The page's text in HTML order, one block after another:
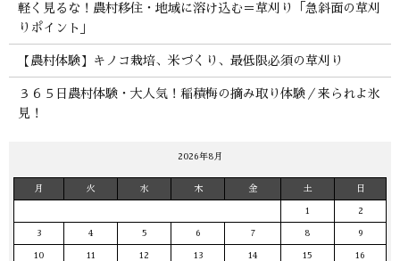
軽く見るな！農村移住・地域に溶け込む＝草刈り「急斜面の草刈
りポイント」
【農村体験】キノコ栽培、米づくり、最低限必須の草刈り
３６５日農村体験・大人気！稲積梅の摘み取り体験／来られよ氷
見！
2026年8月
月 火 水 木 金 土 日
1 2
3 4 5 6 7 8 9
10 11 12 13 14 15 16